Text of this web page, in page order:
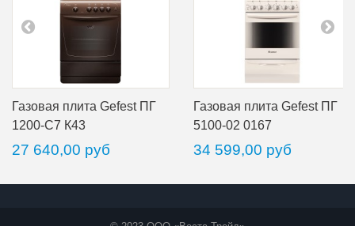
Газовая плита Gefest ПГ
1200-С7 К43
27 640,00 руб
Газовая плита Gefest ПГ
5100-02 0167
34 599,00 руб